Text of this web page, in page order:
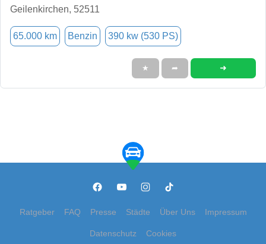
Geilenkirchen, 52511
65.000 km Benzin 390 kw (530 PS)
★ ➦ ➜
Ratgeber FAQ Presse Städte Über Uns Impressum
Datenschutz Cookies